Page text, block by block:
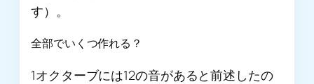
す）。
全部でいくつ作れる？
1オクターブには12の音があると前述したの